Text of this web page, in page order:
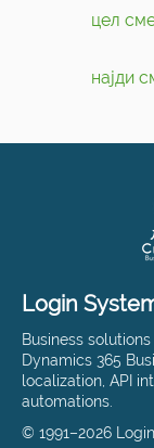
цел
најди
Login
Business
Dynamics 365
localization, API
automations.
© 1991–2026